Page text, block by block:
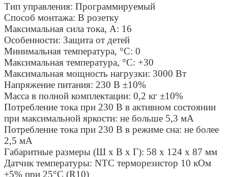
Тип управления: Программируемый
Способ монтажа: В розетку
Максимальная сила тока, A: 16
Особенности: Защита от детей
Минимальная температура, °C: 0
Максимальная температура, °C: +30
Максимальная мощность нагрузки: 3000 Вт
Напряжение питания: 230 В ±10%
Масса в полной комплектации: 0,2 кг ±10%
Потребление тока при 230 В в активном состоянии
при максимальной яркости: не больше 5,3 мА
Потребление тока при 230 В в режиме сна: не более
2,5 мА
Габаритные размеры (Ш х В х Г): 58 х 124 х 87 мм
Датчик температуры: NTC терморезистор 10 кОм
±5% при 25°С (R10)